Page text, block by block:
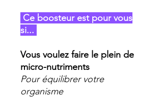
Ce boosteur est pour vous
si...
Vous voulez faire le plein de
micro-nutriments
Pour équilibrer votre
organisme